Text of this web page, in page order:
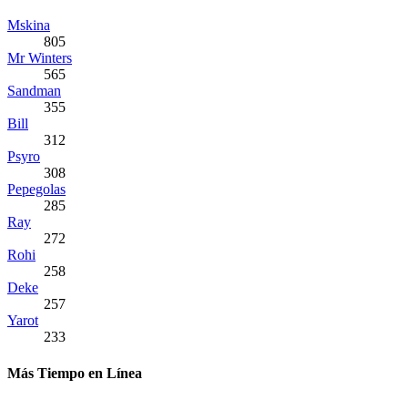
Mskina
805
Mr Winters
565
Sandman
355
Bill
312
Psyro
308
Pepegolas
285
Ray
272
Rohi
258
Deke
257
Yarot
233
Más Tiempo en Línea